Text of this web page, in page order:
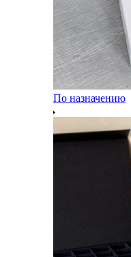
По назначению